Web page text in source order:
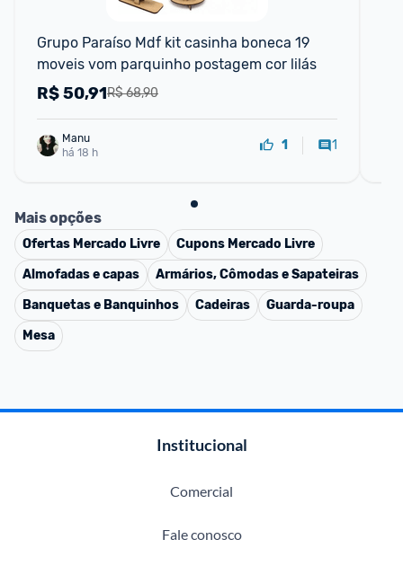
Grupo Paraíso Mdf kit casinha boneca 19
moveis vom parquinho postagem cor lilás
R$ 68,90
R$50,91
Manu
há 18 h
1 1
Mais opções
Ofertas Mercado Livre Cupons Mercado Livre
Almofadas e capas
Armários, Cômodas e Sapateiras
Banquetas e Banquinhos
Cadeiras
Guarda-roupa
Mesa
Institucional
Comercial
Fale conosco